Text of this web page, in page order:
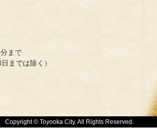
まで
までは除く）
Copyright © Toyooka City. All Rights Reserved.